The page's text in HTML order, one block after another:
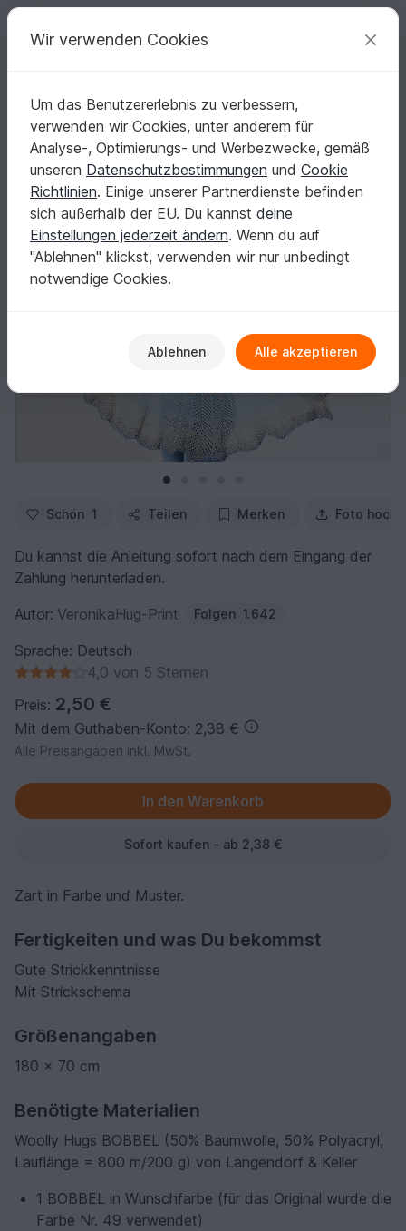
Deine kreativen Ideen
Deutsch | € (EUR) einloggen Kostenlos registrieren
Startseite Stricken Tücher Halbrundtücher
TUCH KANAREN
TUCH KANAREN
Schön 1 Teilen Merken Foto
Du kannst die Anleitung sofort nach dem Eingang der
Zahlung herunterladen.
Autor: VeronikaHug-Print Folgen 1.642
Sprache: Deutsch
4,0 von 5 Sternen
Preis: 2,50 €
Mit dem Guthaben-Konto: 2,38 €
Alle Preisangaben inkl. MwSt.
Sofort kaufen - ab 2,38 €
Zart in Farbe und Muster.
Fertigkeiten und was Du bekommst
Gute Strickkenntnisse
Mit Strickschema
Größenangaben
180 x 70 cm
Benötigte Materialien
Woolly Hugs BOBBEL (50% Baumwolle, 50% Polyacryl,
Lauflänge = 800 m/200 g) von Langendorf & Keller
1 BOBBEL in Wunschfarbe (für das Original wurde die
Farbe Nr. 49 verwendet)
Wir verwenden Cookies
Um das Benutzererlebnis zu verbessern,
verwenden wir Cookies, unter anderem für
Analyse-, Optimierungs- und Werbezwecke, gemäß
unseren Datenschutzbestimmungen und Cookie
Richtlinien. Einige unserer Partnerdienste befinden
sich außerhalb der EU. Du kannst deine
Einstellungen jederzeit ändern. Wenn du auf
"Ablehnen" klickst, verwenden wir nur unbedingt
notwendige Cookies.
Ablehnen Alle akzeptieren